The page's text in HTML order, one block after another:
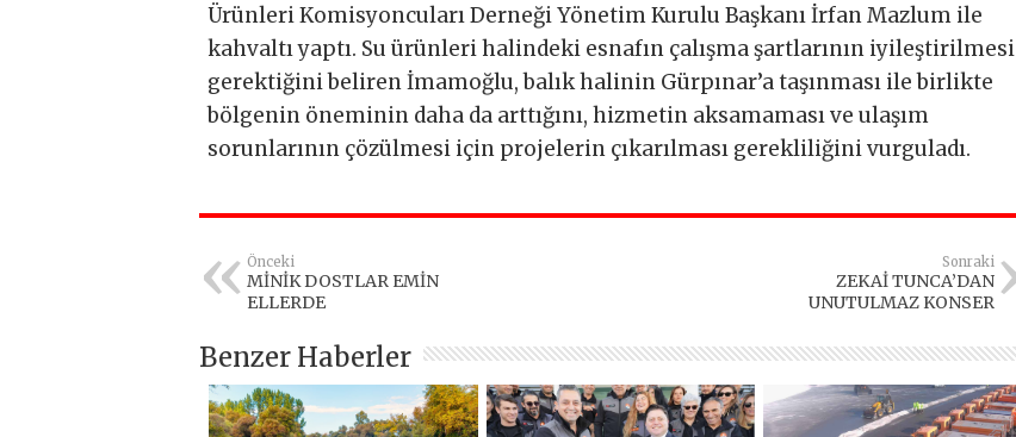
Ürünleri Komisyoncuları Derneği Yönetim Kurulu Başkanı İrfan Mazlum ile
kahvaltı yaptı. Su ürünleri halindeki esnafın çalışma şartlarının iyileştirilmesi
gerektiğini beliren İmamoğlu, balık halinin Gürpınar’a taşınması ile birlikte
bölgenin öneminin daha da arttığını, hizmetin aksamaması ve ulaşım
sorunlarının çözülmesi için projelerin çıkarılması gerekliliğini vurguladı.
Önceki
MİNİK DOSTLAR EMİN
ELLERDE
Sonraki
ZEKAİ TUNCA’DAN
UNUTULMAZ KONSER
Benzer Haberler